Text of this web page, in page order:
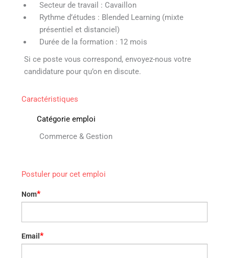
Secteur de travail : Cavaillon
Rythme d’études : Blended Learning (mixte
présentiel et distanciel)
Durée de la formation : 12 mois
Si ce poste vous correspond, envoyez-nous votre
candidature pour qu’on en discute.
Caractéristiques
Catégorie emploi
Commerce & Gestion
Postuler pour cet emploi
Nom*
Email *